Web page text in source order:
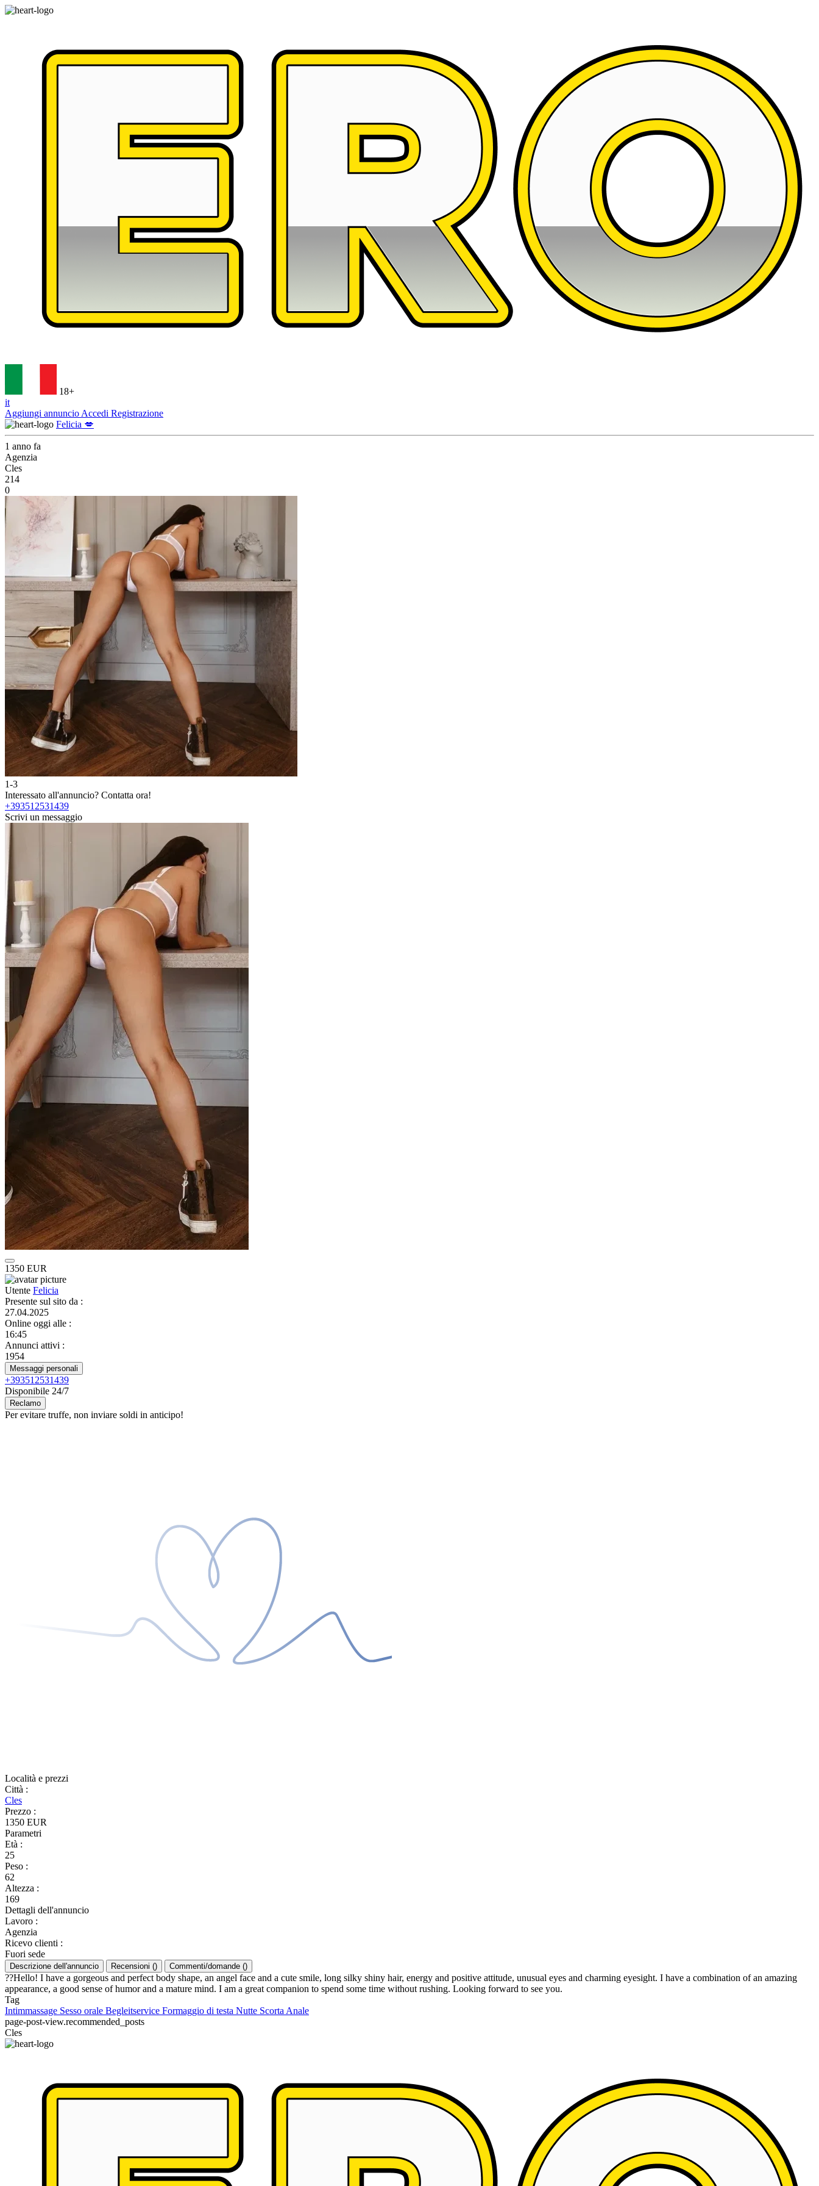
18+
it
Aggiungi annuncio Accedi Registrazione
Felicia 💋
1 anno fa
Agenzia
Cles
214
0
1-3
Interessato all'annuncio? Contatta ora!
+393512531439
Scrivi un messaggio
1350 EUR
Utente Felicia
Presente sul sito da :
27.04.2025
Online oggi alle :
16:45
Annunci attivi :
1954
Messaggi personali
+393512531439
Disponibile 24/7
Reclamo
Per evitare truffe, non inviare soldi in anticipo!
Località e prezzi
Città :
Cles
Prezzo :
1350 EUR
Parametri
Età :
25
Peso :
62
Altezza :
169
Dettagli dell'annuncio
Lavoro :
Agenzia
Ricevo clienti :
Fuori sede
Descrizione dell'annuncio Recensioni () Commenti/domande ()
??Hello! I have a gorgeous and perfect body shape, an angel face and a cute smile, long silky shiny hair, energy and positive attitude, unusual eyes and charming eyesight. I have a combination of an amazing
appearance, a good sense of humor and a mature mind. I am a great companion to spend some time without rushing. Looking forward to see you.
Tag
Intimmassage Sesso orale Begleitservice Formaggio di testa Nutte Scorta Anale
page-post-view.recommended_posts
Cles